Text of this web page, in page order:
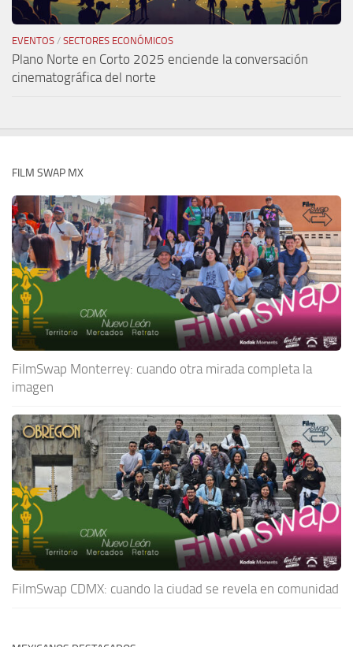
EVENTOS / SECTORES ECONÓMICOS
Plano Norte en Corto 2025 enciende la conversación
cinematográfica del norte
FILM SWAP MX
FilmSwap Monterrey: cuando otra mirada completa la
imagen
FilmSwap CDMX: cuando la ciudad se revela en comunidad